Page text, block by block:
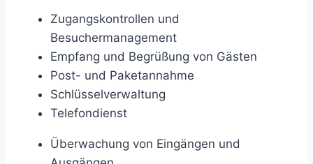
Zugangskontrollen und
Besuchermanagement
Empfang und Begrüßung von Gästen
Post- und Paketannahme
Schlüsselverwaltung
Telefondienst
Überwachung von Eingängen und